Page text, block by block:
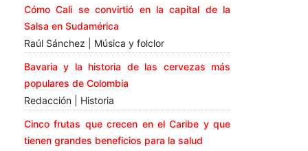
Cómo Cali se convirtió en la capital de la
Salsa en Sudamérica
Raúl Sánchez | Música y folclor
Bavaria y la historia de las cervezas más
populares de Colombia
Redacción | Historia
Cinco frutas que crecen en el Caribe y que
tienen grandes beneficios para la salud